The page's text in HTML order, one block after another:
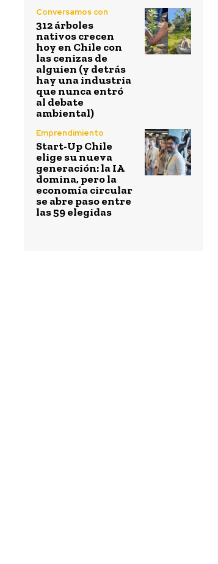
Conversamos con
312 árboles
nativos crecen
hoy en Chile con
las cenizas de
alguien (y detrás
hay una industria
que nunca entró
al debate
ambiental)
Emprendimiento
Start-Up Chile
elige su nueva
generación: la IA
domina, pero la
economía circular
se abre paso entre
las 59 elegidas